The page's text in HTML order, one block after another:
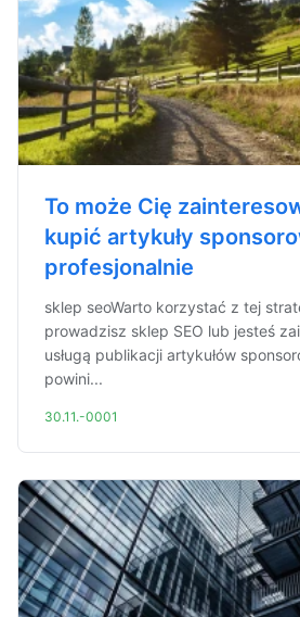
To może Cię
kupić artykuły
profesjonalnie
sklep seoWarto korzystać z tej
prowadzisz sklep SEO lub jesteś
usługą publikacji artykułów
powini...
30.11.-0001